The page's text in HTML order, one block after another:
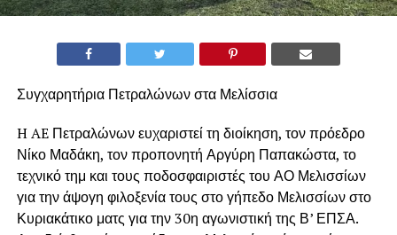
Συγχαρητήρια Πετραλώνων στα Μελίσσια
H AE Πετραλώνων ευχαριστεί τη διοίκηση, τον πρόεδρο
Νίκο Μαδάκη, τον προπονητή Αργύρη Παπακώστα, το
τεχνικό τημ και τους ποδοσφαιριστές του ΑΟ Μελισσίων
για την άψογη φιλοξενία τους στο γήπεδο Μελισσίων στο
Κυριακάτικο ματς για την 30η αγωνιστική της Β’ ΕΠΣΑ.